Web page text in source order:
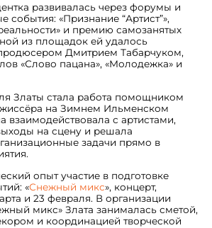
развивалась через форумы и
события: «Признание “Артист”»,
и премию самозанятых
из площадок ей удалось
Дмитрием Табарчуком,
«Слово пацана», «Молодежка» и
Златы стала работа помощником
на Зимнем Ильменском
взаимодействовала с артистами,
на сцену и решала
задачи прямо в
опыт участие в подготовке
«Снежный микс», концерт,
и 23 февраля. В организации
микс» Злата занималась сметой,
и координацией творческой